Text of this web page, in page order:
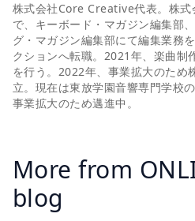
株式会社Core Creative代表。株式
で、キーボード・マガジン編集部
グ・マガジン編集部にて編集業務
クションへ転職。2021年、楽曲制
を行う。2022年、事業拡大のた
立。現在は東放学園音響専門学校
事業拡大のため邁進中。
More from
blog